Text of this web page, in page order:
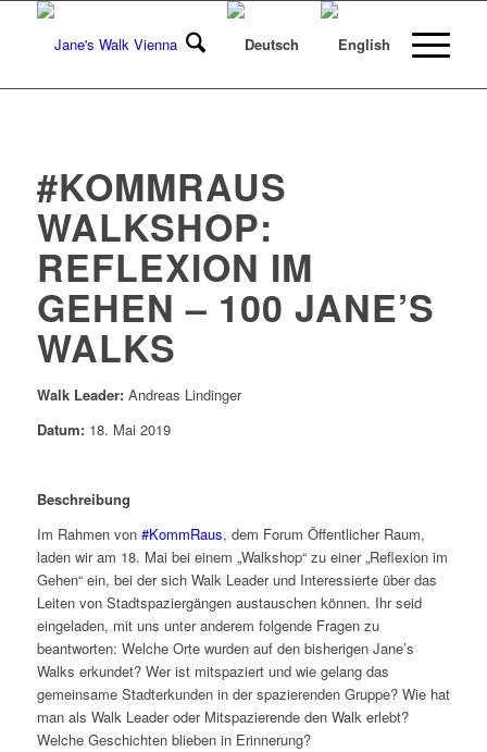
#KOMMRAUS
WALKSHOP:
REFLEXION IM
GEHEN – 100 JANE’S
WALKS
Walk Leader:Andreas Lindinger
Datum:18. Mai 2019
Beschreibung
Im Rahmen von #KommRaus, dem Forum Öffentlicher Raum,
laden wir am 18. Mai bei einem „Walkshop“ zu einer „Reflexion im
Gehen“ ein, bei der sich Walk Leader und Interessierte über das
Leiten von Stadtspaziergängen austauschen können. Ihr seid
eingeladen, mit uns unter anderem folgende Fragen zu
beantworten: Welche Orte wurden auf den bisherigen Jane’s
Walks erkundet? Wer ist mitspaziert und wie gelang das
gemeinsame Stadterkunden in der spazierenden Gruppe? Wie hat
man als Walk Leader oder Mitspazierende den Walk erlebt?
Welche Geschichten blieben in Erinnerung?